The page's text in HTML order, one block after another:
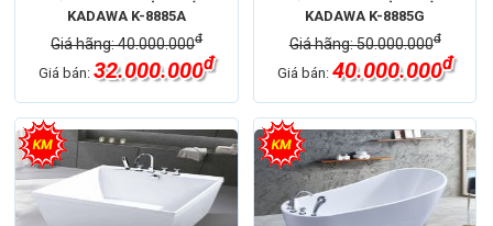
KADAWA K-8885A
Giá hãng: 40.000.000đ
Giá bán:32.000.000đ
KADAWA K-8885G
Giá hãng: 50.000.000đ
Giá bán: 40.000.000đ